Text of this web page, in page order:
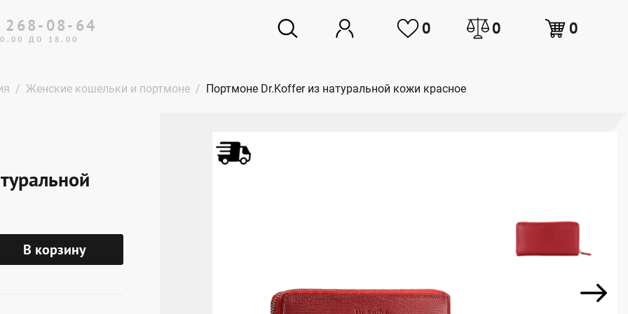
268-08-64
ДО 18.00
0 0 0
Женские кошельки и портмоне Портмоне Dr.Koffer из натуральной кожи красное
В корзину